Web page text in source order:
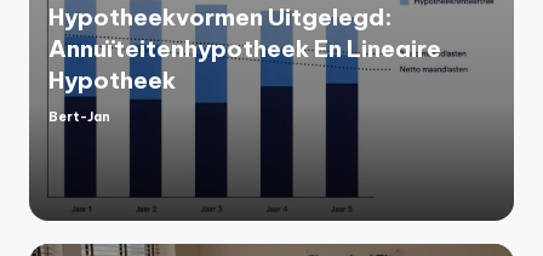
Hypotheekvormen Uitgelegd:
Annuïteitenhypotheek En Lineaire
Hypotheek
Geplaatst
Bert-Jan